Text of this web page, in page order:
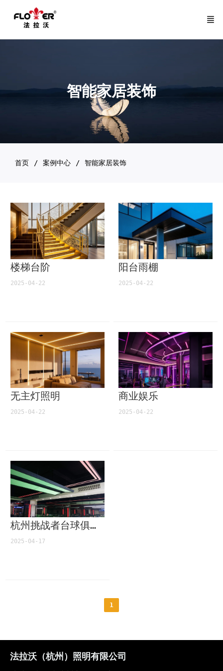
智能家居装饰
首页 案例中心 智能家居装饰
楼梯台阶
2025-04-22
阳台雨棚
2025-04-22
无主灯照明
2025-04-22
商业娱乐
2025-04-22
杭州挑战者台球俱乐部
2025-04-17
1
法拉沃（杭州）照明有限公司